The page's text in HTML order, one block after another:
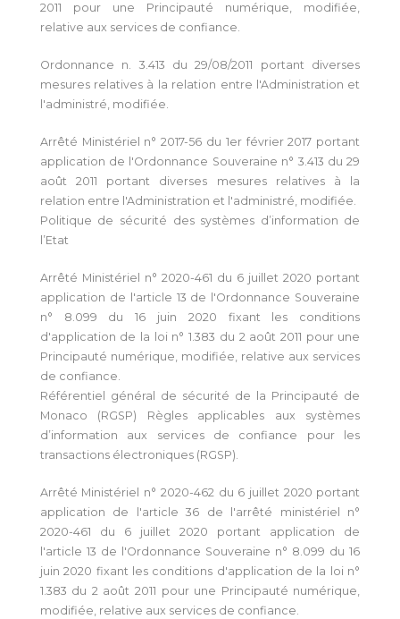
2011 pour une Principauté numérique, modifiée,
relative aux services de confiance.
Ordonnance n. 3.413 du 29/08/2011 portant diverses
mesures relatives à la relation entre l'Administration et
l'administré, modifiée.
Arrêté Ministériel n° 2017-56 du 1er février 2017 portant
application de l'Ordonnance Souveraine n° 3.413 du 29
août 2011 portant diverses mesures relatives à la
relation entre l'Administration et l'administré, modifiée.
Politique de sécurité des systèmes d’information de
l’Etat
Arrêté Ministériel n° 2020-461 du 6 juillet 2020 portant
application de l'article 13 de l'Ordonnance Souveraine
n° 8.099 du 16 juin 2020 fixant les conditions
d'application de la loi n° 1.383 du 2 août 2011 pour une
Principauté numérique, modifiée, relative aux services
de confiance.
Référentiel général de sécurité de la Principauté de
Monaco (RGSP) Règles applicables aux systèmes
d’information aux services de confiance pour les
transactions électroniques (RGSP).
Arrêté Ministériel n° 2020-462 du 6 juillet 2020 portant
application de l'article 36 de l'arrêté ministériel n°
2020-461 du 6 juillet 2020 portant application de
l'article 13 de l'Ordonnance Souveraine n° 8.099 du 16
juin 2020 fixant les conditions d'application de la loi n°
1.383 du 2 août 2011 pour une Principauté numérique,
modifiée, relative aux services de confiance.